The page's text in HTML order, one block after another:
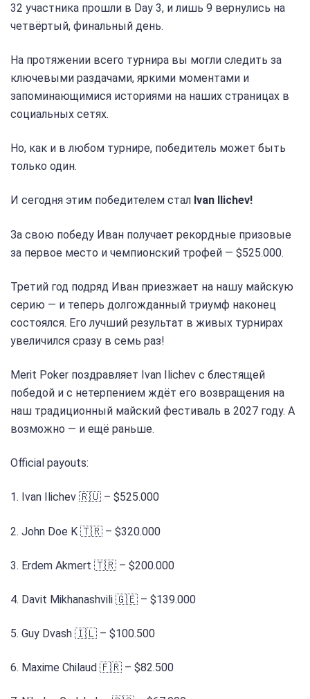
32 участника прошли в Day 3, и лишь 9 вернулись на
четвёртый, финальный день.
На протяжении всего турнира вы могли следить за
ключевыми раздачами, яркими моментами и
запоминающимися историями на наших страницах в
социальных сетях.
Но, как и в любом турнире, победитель может быть
только один.
И сегодня этим победителем стал Ivan Ilichev!
За свою победу Иван получает рекордные призовые
за первое место и чемпионский трофей — $525.000.
Третий год подряд Иван приезжает на нашу майскую
серию — и теперь долгожданный триумф наконец
состоялся. Его лучший результат в живых турнирах
увеличился сразу в семь раз!
Merit Poker поздравляет Ivan Ilichev с блестящей
победой и с нетерпением ждёт его возвращения на
наш традиционный майский фестиваль в 2027 году. А
возможно — и ещё раньше.
Official payouts:
1. Ivan Ilichev 🇷🇺 – $525.000
2. John Doe K 🇹🇷 – $320.000
3. Erdem Akmert 🇹🇷 – $200.000
4. Davit Mikhanashvili 🇬🇪 – $139.000
5. Guy Dvash 🇮🇱 – $100.500
6. Maxime Chilaud 🇫🇷 – $82.500